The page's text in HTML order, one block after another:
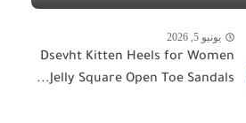
يونيو 5, 2026
Dsevht Kitten Heels for Women
Jelly Square Open Toe Sandals...